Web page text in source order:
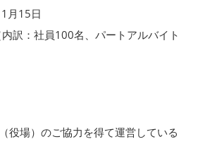
15日
訳：社員100名、パートアルバイト
役場）のご協力を得て運営している